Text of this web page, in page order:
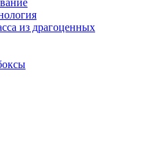
из драгоценных